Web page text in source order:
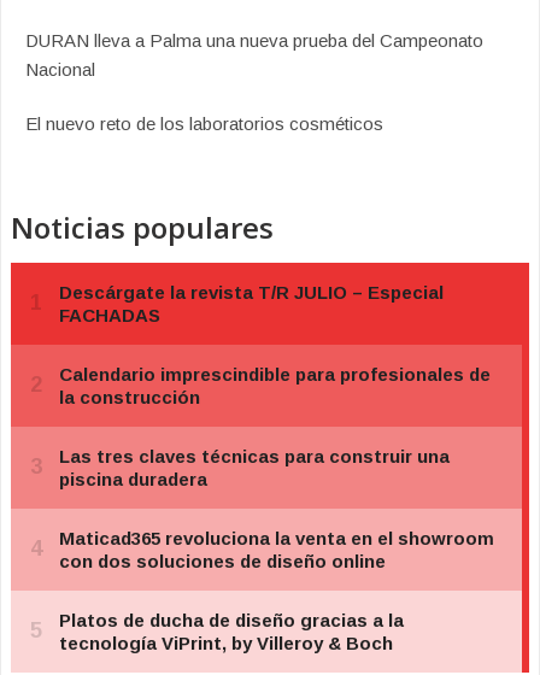
DURAN lleva a Palma una nueva prueba del Campeonato
Nacional
El nuevo reto de los laboratorios cosméticos
Noticias populares